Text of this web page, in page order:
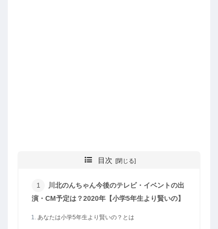
目次
川北のんちゃん今後のテレビ・イベントの出
演・CM予定は？2020年【小学5年生より賢いの】
あなたは小学5年生より賢いの？とは